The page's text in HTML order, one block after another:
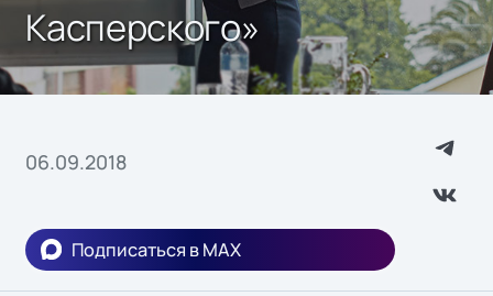
Касперского»
06.09.2018
Подписаться в MAX